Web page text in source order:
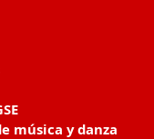
música y danza